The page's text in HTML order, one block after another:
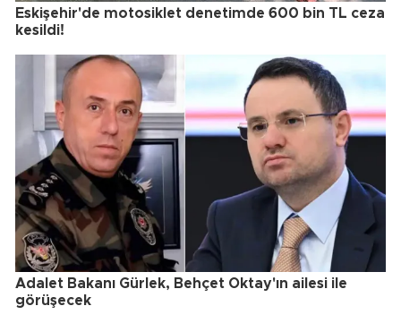
Eskişehir'de motosiklet denetimde 600 bin TL ceza
kesildi!
Adalet Bakanı Gürlek, Behçet Oktay'ın ailesi ile
görüşecek